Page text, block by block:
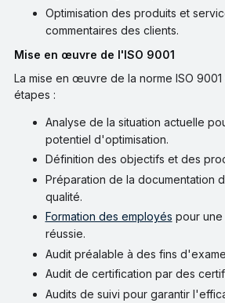
Optimisation des produits et
commentaires des clients.
Mise en œuvre de l'ISO 9001
La mise en œuvre de la norme ISO
étapes :
Analyse de la situation actuelle
potentiel d'optimisation.
Définition des objectifs et des
Préparation de la documentation
qualité.
Formation des employés pour
réussie.
Audit préalable à des fins
Audit de certification par des
Audits de suivi pour garantir